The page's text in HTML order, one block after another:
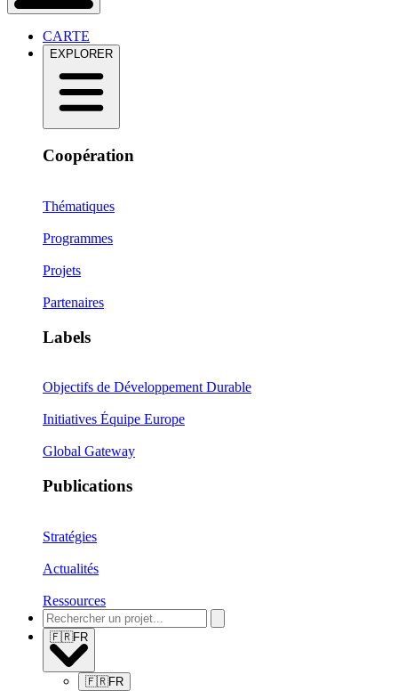
CARTE
EXPLORER
Coopération
Thématiques
Programmes
Projets
Partenaires
Labels
Objectifs de Développement Durable
Initiatives Équipe Europe
Global Gateway
Publications
Stratégies
Actualités
Ressources
🇫🇷FR
🇫🇷FR